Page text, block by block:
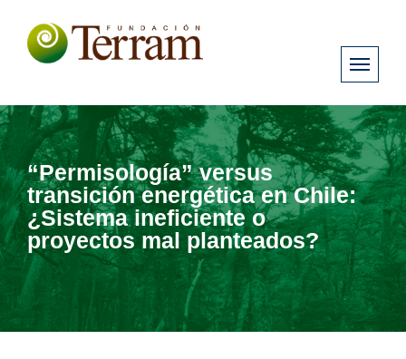
“Permisología” versus
transición energética en Chile:
¿Sistema ineficiente o
proyectos mal planteados?